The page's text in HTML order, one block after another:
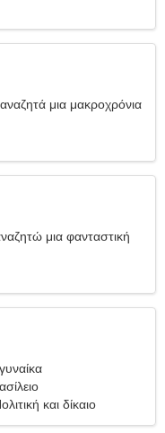
μια μακροχρόνια
μια φανταστική
και δίκαιο